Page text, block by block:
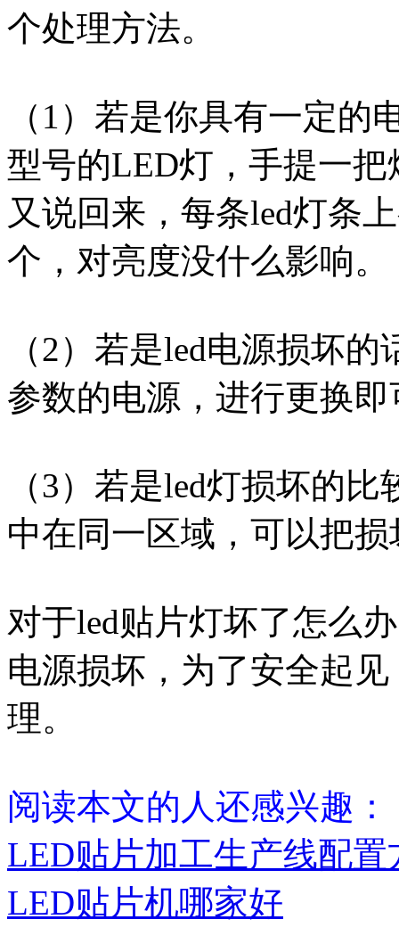
个处理方法。
（1）若是你具有一定
型号的LED灯，手提一
又说回来，每条led灯条
个，对亮度没什么影响。
（2）若是led电源损坏
参数的电源，进行更换即
（3）若是led灯损坏的
中在同一区域，可以把
对于led贴片灯坏了怎么
电源损坏，为了安全起
理。
阅读本文的人还感兴趣：
LED贴片加工生产线配置
LED贴片机哪家好